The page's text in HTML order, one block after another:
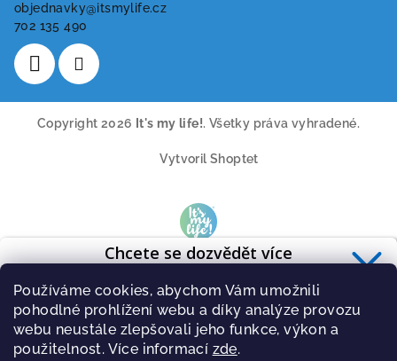
Používáme cookies, abychom Vám umožnili
pohodlné prohlížení webu a díky analýze provozu
webu neustále zlepšovali jeho funkce, výkon a
použitelnost. Více informací zde.
objednavky@itsmylife.cz
702 135 490
Copyright 2026 It's my life!. Všetky práva vyhradené.
Vytvoril Shoptet
Přidejte se k více než 17
tisícům odběratelů
A získavejte pravidelně tipy o novinkách ze světa cvičení a
zdravé stravy.
Chcete se dozvědět více
o zdravé výživě?
Přihlaste se k odběru newsletteru.